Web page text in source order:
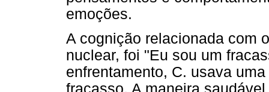
emoções.
A cognição relacionada com
nuclear, foi "Eu sou um
enfrentamento, C. usava
fracasso. A maneira